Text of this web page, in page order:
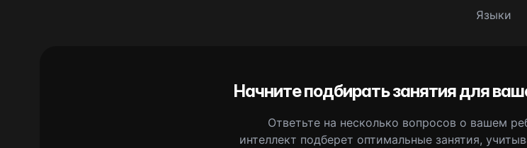
Языки
Начните подбирать занятия для
Ответьте на несколько вопросов о вашем
интеллект подберет оптимальные занятия,